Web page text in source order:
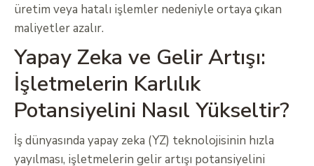
üretim veya hatalı işlemler nedeniyle ortaya çıkan
maliyetler azalır.
Yapay Zeka ve Gelir Artışı:
İşletmelerin Karlılık
Potansiyelini Nasıl Yükseltir?
İş dünyasında yapay zeka (YZ) teknolojisinin hızla
yayılması, işletmelerin gelir artışı potansiyelini